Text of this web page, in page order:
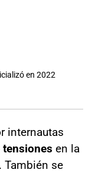
en 2022
internautas
en la
También se